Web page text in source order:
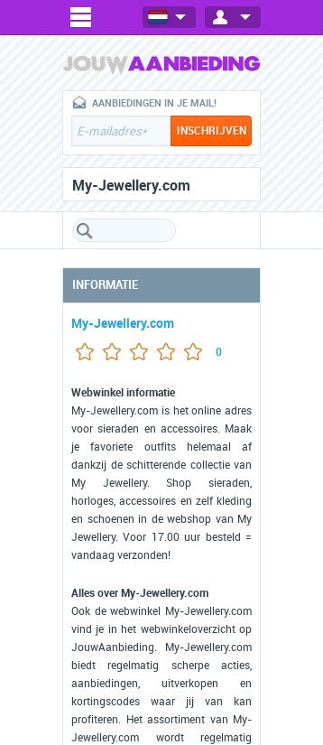
AANBIEDINGEN IN JE MAIL!
My-Jewellery.com
INFORMATIE
My-Jewellery.com
0
Webwinkel informatie
My-Jewellery.com is het online adres
voor sieraden en accessoires. Maak
je favoriete outfits helemaal af
dankzij de schitterende collectie van
My Jewellery. Shop sieraden,
horloges, accessoires en zelf kleding
en schoenen in de webshop van My
Jewellery. Voor 17.00 uur besteld =
vandaag verzonden!
Alles over My-Jewellery.com
Ook de webwinkel My-Jewellery.com
vind je in het webwinkeloverzicht op
JouwAanbieding. My-Jewellery.com
biedt regelmatig scherpe acties,
aanbiedingen, uitverkopen en
kortingscodes waar jij van kan
profiteren. Het assortiment van My-
Jewellery.com wordt regelmatig